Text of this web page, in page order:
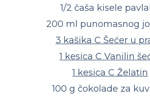
1/2 čaša kisele
200 ml punomasnog
3 kašika C Šećer u
1 kesica C Vanilin
1 kesica C Želatin
100 g čokolade za